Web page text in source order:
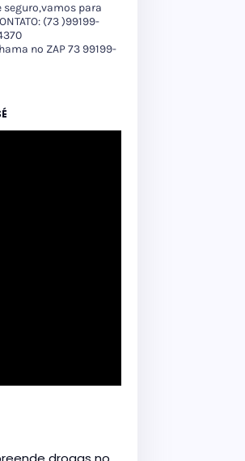
para
(73 )99199-
no ZAP 73 99199-